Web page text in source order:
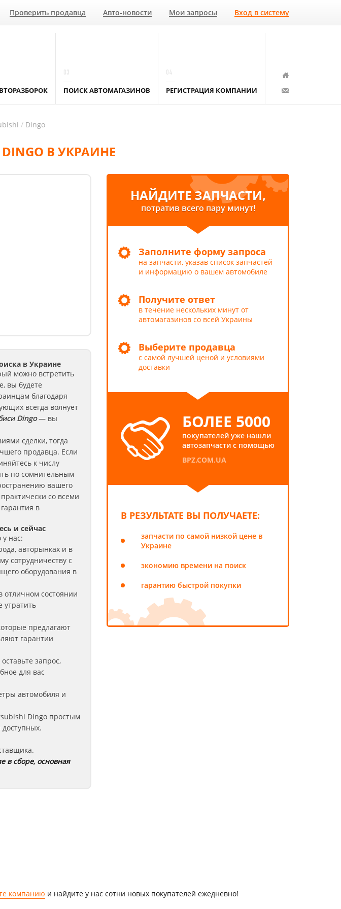
Проверить продавца Авто-новости Мои запросы Вход в систему
ПОИСК АВТОМАГАЗИНОВ РЕГИСТРАЦИЯ КОМПАНИИ
Dingo
В УКРАИНЕ
в Украине
можно встретить
вы будете
благодаря
всегда волнует
Dingo— вы
сделки, тогда
продавца. Если
к числу
по сомнительным
вашего
со всеми
в
и сейчас
нас:
авторынках и в
сотрудничеству с
оборудования в
отличном состоянии
утратить
предлагают
гарантии
запрос,
для вас
автомобиля и
Dingo простым
в сборе, основная
НАЙДИТЕ ЗАПЧАСТИ,
потратив всего пару минут!
Заполните форму запроса
на запчасти, указав список запчастей
и информацию о вашем автомобиле
Получите ответ
в течение нескольких минут от
автомагазинов со всей Украины
Выберите продавца
с самой лучшей ценой и условиями
доставки
БОЛЕЕ 5000
покупателей уже нашли
автозапчасти с помощью
BPZ.COM.UA
В РЕЗУЛЬТАТЕ ВЫ ПОЛУЧАЕТЕ:
запчасти по самой низкой цене в
Украине
экономию времени на поиск
гарантию быстрой покупки
компанию и найдите у нас сотни новых покупателей ежедневно!